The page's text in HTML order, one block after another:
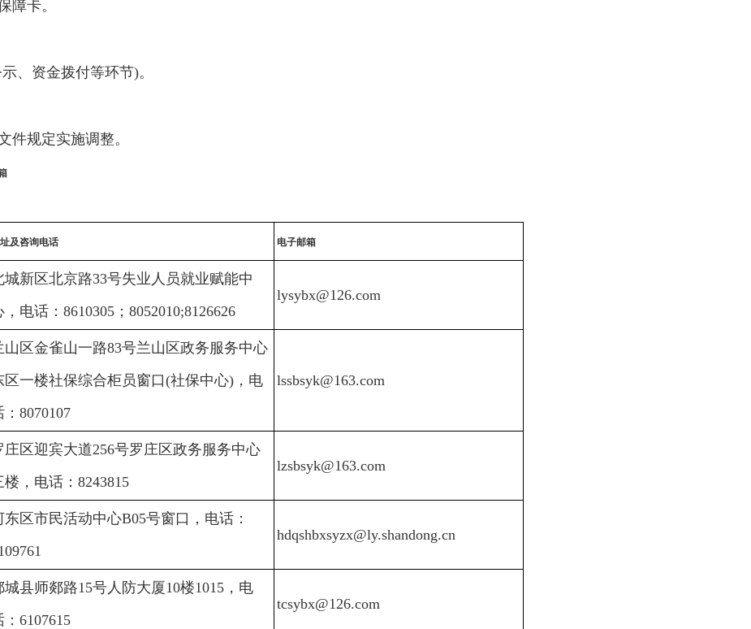
障卡。
、资金拨付等环节)。
件规定实施调整。
及咨询电话 电子邮箱
城新区北京路33号失业人员就业赋能中
，电话：8610305；8052010;8126626
lysybx@126.com
山区金雀山一路83号兰山区政务服务中心
区一楼社保综合柜员窗口(社保中心)，电
：8070107
lssbsyk@163.com
庄区迎宾大道256号罗庄区政务服务中心
楼，电话：8243815
lzsbsyk@163.com
东区市民活动中心B05号窗口，电话：
hdqshbxsyzx@ly.shandong.cn
城县师郯路15号人防大厦10楼1015，电
：6107615
tcsybx@126.com